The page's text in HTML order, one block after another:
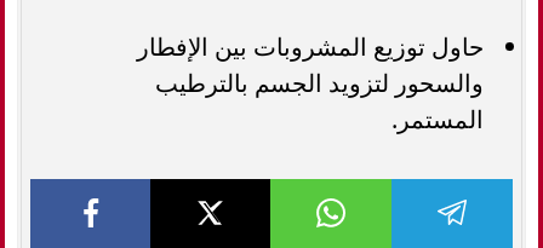
حاول توزيع المشروبات بين الإفطار
والسحور لتزويد الجسم بالترطيب
المستمر.